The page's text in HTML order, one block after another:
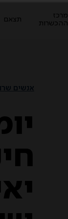
מרכז
ההכשרות
תצאם
אנשים